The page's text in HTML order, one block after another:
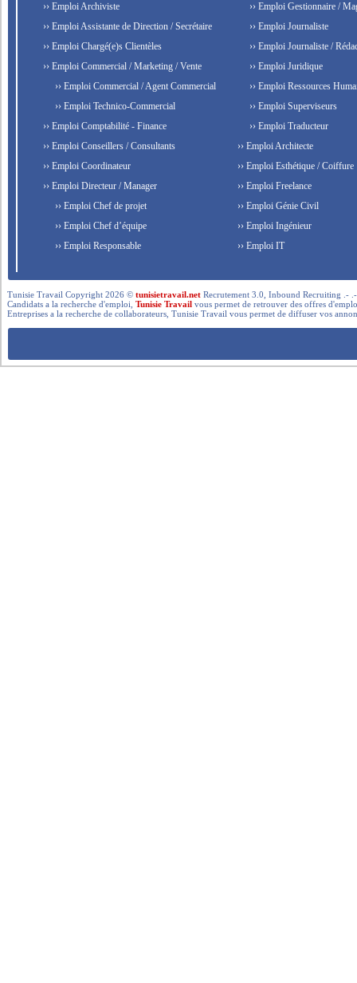
›› Emploi Archiviste
›› Emploi Assistante de Direction / Secrétaire
›› Emploi Chargé(e)s Clientèles
›› Emploi Commercial / Marketing / Vente
›› Emploi Commercial / Agent Commercial
›› Emploi Technico-Commercial
›› Emploi Comptabilité - Finance
›› Emploi Conseillers / Consultants
›› Emploi Coordinateur
›› Emploi Directeur / Manager
›› Emploi Chef de projet
›› Emploi Chef d’équipe
›› Emploi Responsable
›› Emploi Gestionnaire /
›› Emploi Journaliste
›› Emploi Journaliste /
›› Emploi Juridique
›› Emploi Ressources
›› Emploi Superviseurs
›› Emploi Traducteur
›› Emploi Architecte
›› Emploi Esthétique / Coiffure
›› Emploi Freelance
›› Emploi Génie Civil
›› Emploi Ingénieur
›› Emploi IT
Tunisie Travail Copyright 2026 ©tunisietravail.net Recrutement 3.0, Inbound Recruiting .-
Candidats a la recherche d'emploi,Tunisie Travail vous permet de retrouver des offres
Entreprises a la recherche de collaborateurs, Tunisie Travail vous permet de diffuser vos